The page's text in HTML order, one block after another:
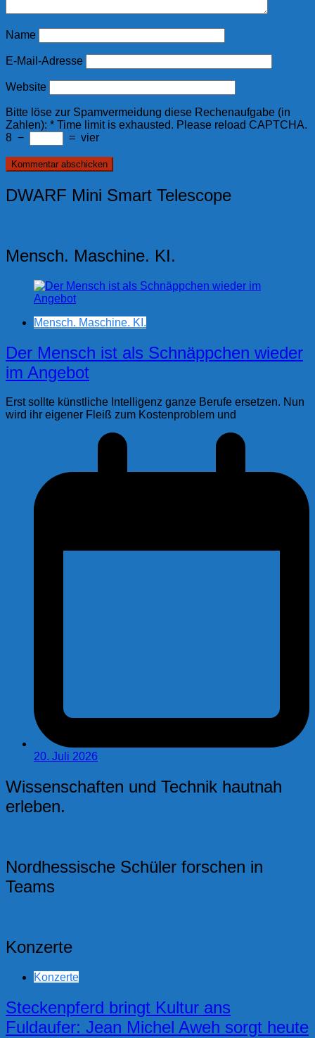
Name
E-Mail-Adresse
Website
Bitte löse zur Spamvermeidung diese Rechenaufgabe (in
Zahlen): * Time limit is exhausted. Please reload CAPTCHA.
8 − = vier
DWARF Mini Smart Telescope
Mensch. Maschine. KI.
Mensch. Maschine. KI.
Der Mensch ist als Schnäppchen wieder
im Angebot
Erst sollte künstliche Intelligenz ganze Berufe ersetzen. Nun
wird ihr eigener Fleiß zum Kostenproblem und
20. Juli 2026
Wissenschaften und Technik hautnah
erleben.
Nordhessische Schüler forschen in
Teams
Konzerte
Konzerte
Steckenpferd bringt Kultur ans
Fuldaufer: Jean Michel Aweh sorgt heute